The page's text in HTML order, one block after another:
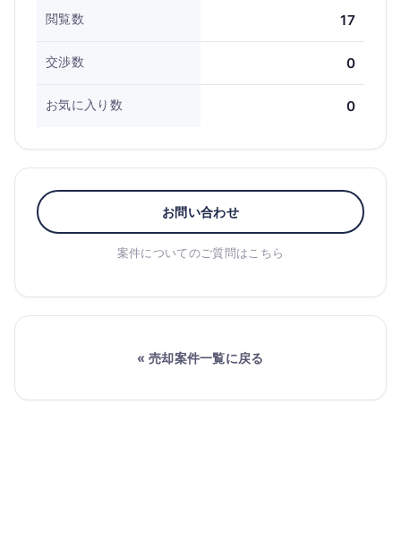
閲覧数 17
交渉数 0
お気に入り数 0
お問い合わせ
案件についてのご質問はこちら
« 売却案件一覧に戻る